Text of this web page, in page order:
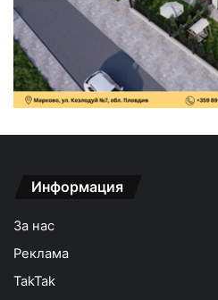
Информация
За нас
Реклама
TakTak